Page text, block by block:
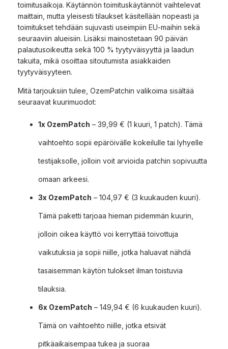
toimitusaikoja. Käytännön toimituskäytännöt vaihtelevat
maittain, mutta yleisesti tilaukset käsitellään nopeasti ja
toimitukset tehdään sujuvasti useimpiin EU-maihin sekä
seuraaviin alueisiin. Lisäksi mainostetaan 90 päivän
palautusoikeutta sekä 100 % tyytyväisyyttä ja laadun
takuita, mikä osoittaa sitoutumista asiakkaiden
tyytyväisyyteen.
Mitä tarjouksiin tulee, OzemPatchin valikoima sisältää
seuraavat kuurimuodot:
1x OzemPatch – 39,99 € (1 kuuri, 1 patch). Tämä
vaihtoehto sopii epäröivälle kokeilulle tai lyhyelle
testijaksolle, jolloin voit arvioida patchin sopivuutta
omaan arkeesi.
3x OzemPatch – 104,97 € (3 kuukauden kuuri).
Tämä paketti tarjoaa hieman pidemmän kuurin,
jolloin oikea käyttö voi kerryttää toivottuja
vaikutuksia ja sopii niille, jotka haluavat nähdä
tasaisemman käytön tulokset ilman toistuvia
tilauksia.
6x OzemPatch – 149,94 € (6 kuukauden kuuri).
Tämä on vaihtoehto niille, jotka etsivät
pitkäaikaisempaa tukea ja suoraa